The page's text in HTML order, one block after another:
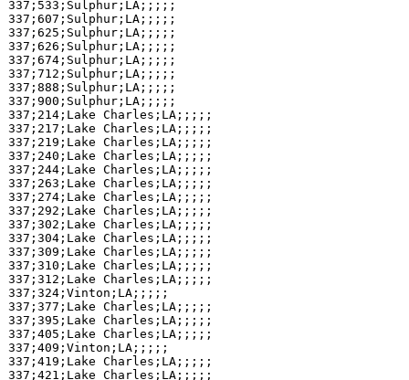
337;533;Sulphur;LA;;;;;
337;607;Sulphur;LA;;;;;
337;625;Sulphur;LA;;;;;
337;626;Sulphur;LA;;;;;
337;674;Sulphur;LA;;;;;
337;712;Sulphur;LA;;;;;
337;888;Sulphur;LA;;;;;
337;900;Sulphur;LA;;;;;
337;214;Lake Charles;LA;;;;;
337;217;Lake Charles;LA;;;;;
337;219;Lake Charles;LA;;;;;
337;240;Lake Charles;LA;;;;;
337;244;Lake Charles;LA;;;;;
337;263;Lake Charles;LA;;;;;
337;274;Lake Charles;LA;;;;;
337;292;Lake Charles;LA;;;;;
337;302;Lake Charles;LA;;;;;
337;304;Lake Charles;LA;;;;;
337;309;Lake Charles;LA;;;;;
337;310;Lake Charles;LA;;;;;
337;312;Lake Charles;LA;;;;;
337;324;Vinton;LA;;;;;
337;377;Lake Charles;LA;;;;;
337;395;Lake Charles;LA;;;;;
337;405;Lake Charles;LA;;;;;
337;409;Vinton;LA;;;;;
337;419;Lake Charles;LA;;;;;
337;421;Lake Charles;LA;;;;;